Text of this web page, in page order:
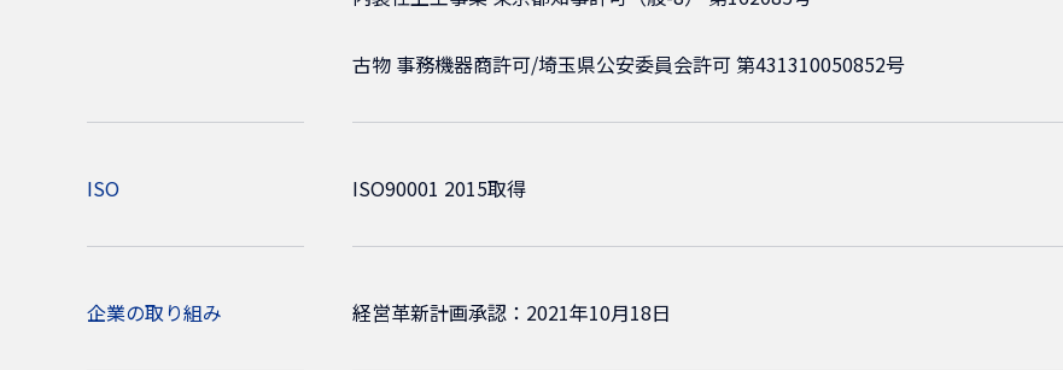
古物 事務機器商許可/埼玉県公安委員会許可 第431310050852号
ISO ISO90001 2015取得
企業の取り組み 経営革新計画承認：2021年10月18日